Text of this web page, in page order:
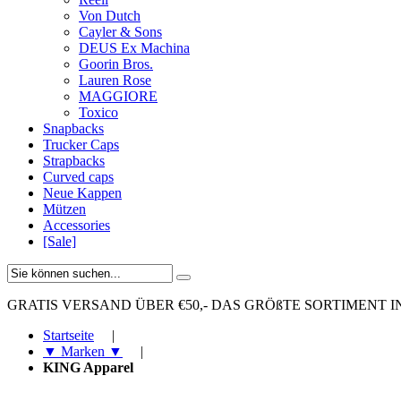
Von Dutch
Cayler & Sons
DEUS Ex Machina
Goorin Bros.
Lauren Rose
MAGGIORE
Toxico
Snapbacks
Trucker Caps
Strapbacks
Curved caps
Neue Kappen
Mützen
Accessories
[Sale]
GRATIS VERSAND ÜBER €50,- DAS GRÖßTE SORTIMENT
Startseite
|
▼ Marken ▼
|
KING Apparel